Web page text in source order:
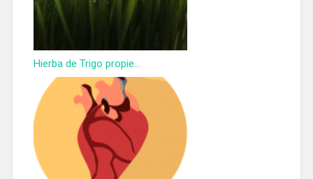
Hierba de Trigo propie...